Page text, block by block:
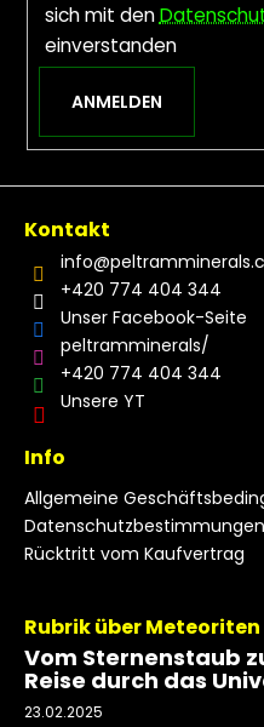
sich mit den
einverstanden
ANMELDEN
Kontakt
info@
+420 774 404 344
Unser Facebook-Seite
peltramminerals/
+420 774 404 344
Unsere YT
Info
Allgemeine
Datenschutzbestimmungen
Rücktritt vom Kaufvertrag
Rubrik über Meteoriten
Vom Sternenstaub
Reise durch das
23.02.2025